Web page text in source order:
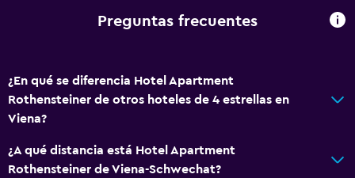
Preguntas frecuentes
¿En qué se diferencia Hotel Apartment
Rothensteiner de otros hoteles de 4 estrellas en
Viena?
¿A qué distancia está Hotel Apartment
Rothensteiner de Viena-Schwechat?